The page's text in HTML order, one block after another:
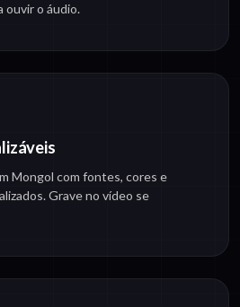
ouvir o áudio.
Mongol com fontes, cores e
Grave no vídeo se